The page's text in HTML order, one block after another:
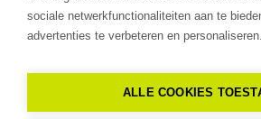
Ik ga akkoord met het ontvangen
Vestio.*
sociale netwerkfunctionaliteiten aan te
advertenties te verbeteren en personaliseren.
ALLE COOKIES